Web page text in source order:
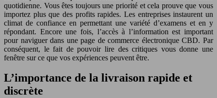
quotidienne. Vous êtes toujours une priorité et cela prouve que vous
importez plus que des profits rapides. Les entreprises instaurent un
climat de confiance en permettant une variété d’examens et en y
répondant. Encore une fois, l’accès à l’information est important
pour naviguer dans une page de commerce électronique CBD. Par
conséquent, le fait de pouvoir lire des critiques vous donne une
fenêtre sur ce que vos expériences peuvent être.
L’importance de la livraison rapide et
discrète